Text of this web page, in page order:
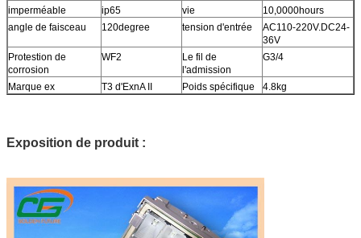
imperméable
ip65 vie
10,0000hours
angle de faisceau
120degree tension d'entrée
AC110-220V.DC24-
36V
Protestion de
corrosion
WF2
Le fil de
l'admission
G3/4
Marque ex T3 d'ExnA II Poids spécifique 4.8kg
Exposition de produit :